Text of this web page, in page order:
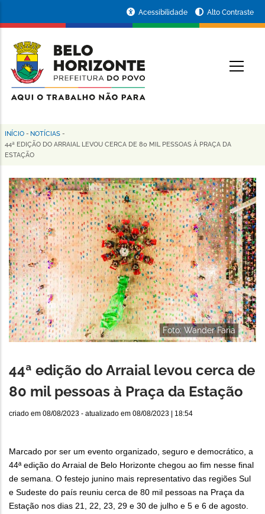
conteúdo
principal
da
Prefeitura
de
Horizonte
Acessibilidade Alto Contraste
Trilha
de
navegação
INÍCIO - NOTÍCIAS -
44ª EDIÇÃO DO ARRAIAL LEVOU CERCA DE 80 MIL PESSOAS À PRAÇA DA
ESTAÇÃO
Foto: Wander Faria
44ª edição do Arraial levou cerca de
80 mil pessoas à Praça da Estação
criado em 08/08/2023 - atualizado em 08/08/2023 | 18:54
Marcado por ser um evento organizado, seguro e democrático, a
44ª edição do Arraial de Belo Horizonte chegou ao fim nesse final
de semana. O festejo junino mais representativo das regiões Sul
e Sudeste do país reuniu cerca de 80 mil pessoas na Praça da
Estação nos dias 21, 22, 23, 29 e 30 de julho e 5 e 6 de agosto.